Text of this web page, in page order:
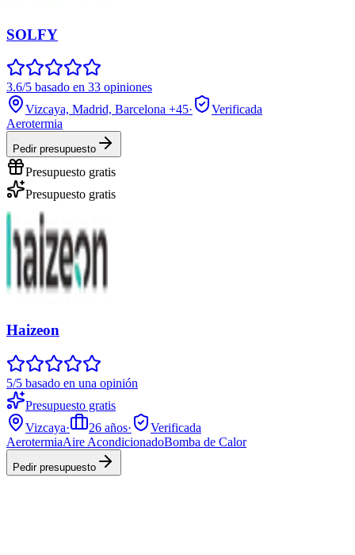
SOLFY
3.6/5 basado en 33 opiniones
Vizcaya, Madrid, Barcelona +45·
Verificada
Aerotermia
Pedir presupuesto
Presupuesto gratis
Presupuesto gratis
Haizeon
5/5 basado en una opinión
Presupuesto gratis
Vizcaya· 26 años·
Verificada
AerotermiaAire AcondicionadoBomba de Calor
Pedir presupuesto